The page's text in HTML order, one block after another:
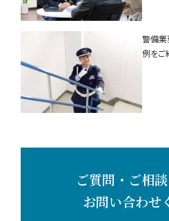
警備業
例をご
ご質問・ご相
お問い合わせ